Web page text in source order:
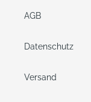
AGB
Datenschutz
Versand